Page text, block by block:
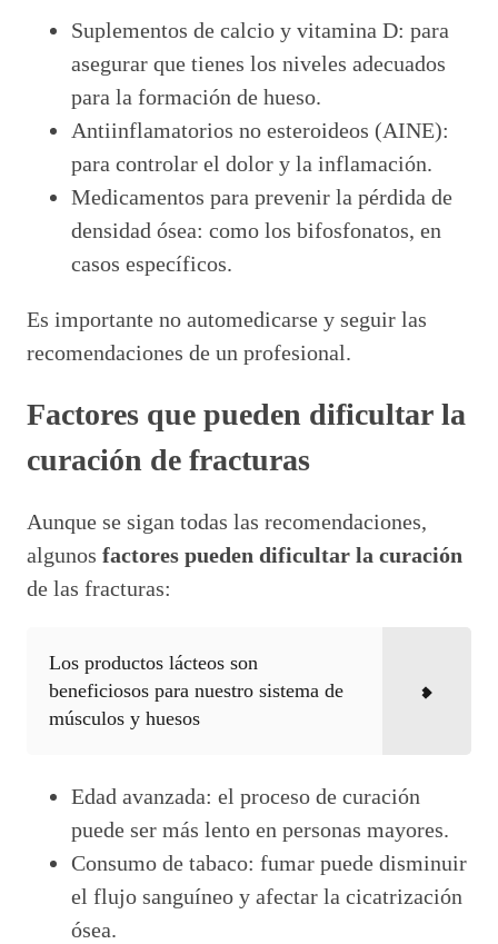
Suplementos de calcio y vitamina D: para
asegurar que tienes los niveles adecuados
para la formación de hueso.
Antiinflamatorios no esteroideos (AINE):
para controlar el dolor y la inflamación.
Medicamentos para prevenir la pérdida de
densidad ósea: como los bifosfonatos, en
casos específicos.
Es importante no automedicarse y seguir las
recomendaciones de un profesional.
Factores que pueden dificultar la
curación de fracturas
Aunque se sigan todas las recomendaciones,
algunos factores pueden dificultar la curación
de las fracturas:
Los productos lácteos son
beneficiosos para nuestro sistema de
músculos y huesos
Edad avanzada: el proceso de curación
puede ser más lento en personas mayores.
Consumo de tabaco: fumar puede disminuir
el flujo sanguíneo y afectar la cicatrización
ósea.